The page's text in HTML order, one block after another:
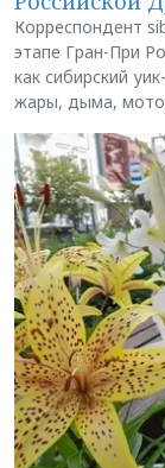
Корреспондент
этапе Гран-При
как сибирский
жары, дыма,